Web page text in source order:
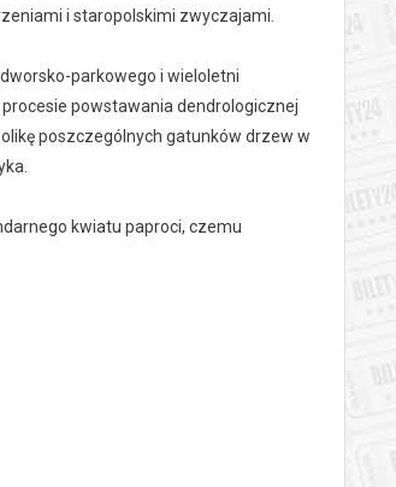
i staropolskimi zwyczajami.
parkowego i wieloletni
powstawania dendrologicznej
poszczególnych gatunków drzew w
kwiatu paproci, czemu